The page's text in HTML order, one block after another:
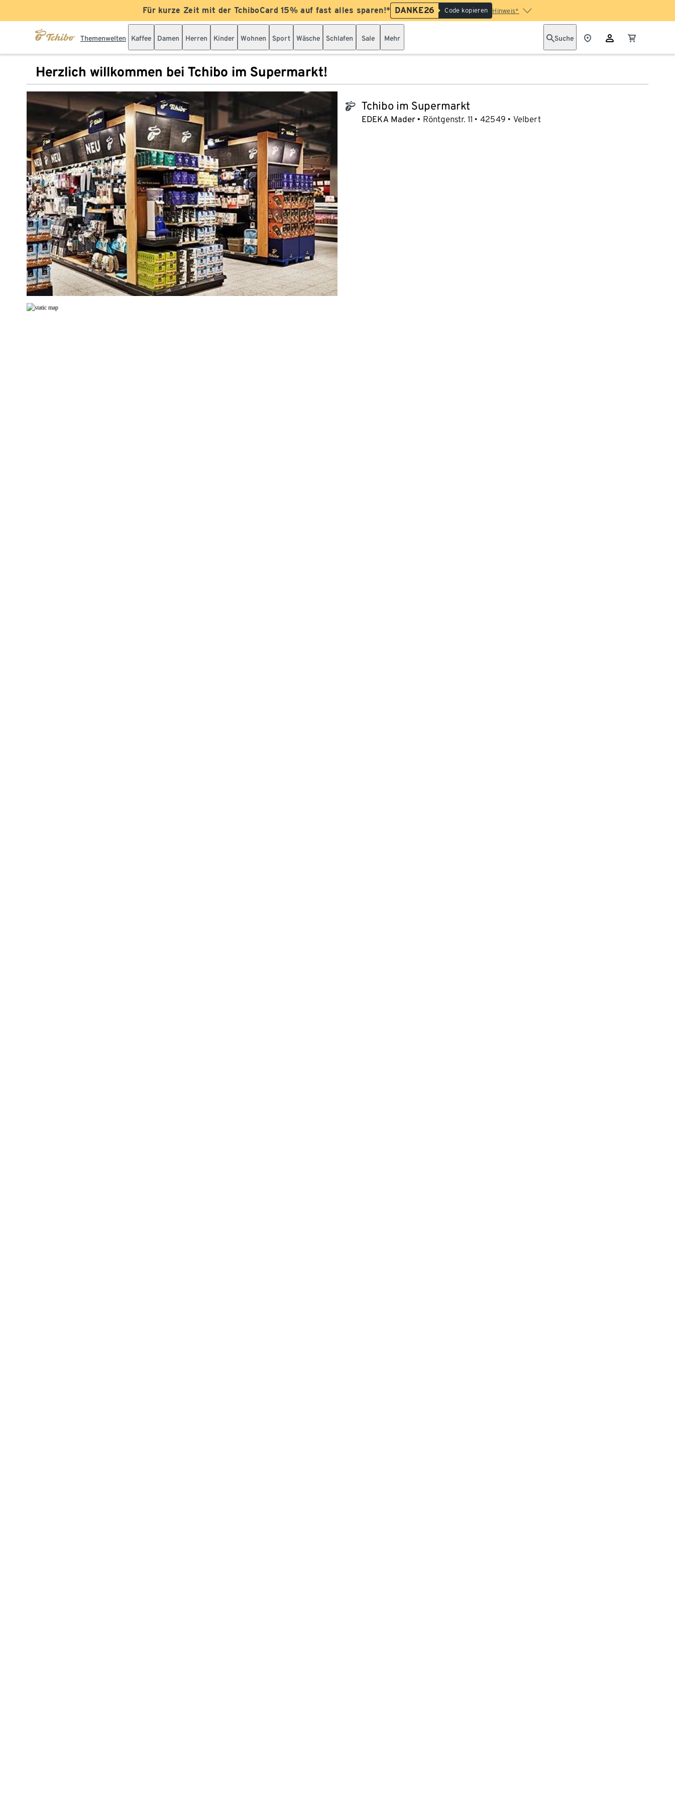
Für kurze Zeit mit der TchiboCard 15% auf fast alles sparen!* DANKE26 Code kopieren Hinweis*
Themenwelten Kaffee Damen Herren Kinder Wohnen Sport Wäsche Schlafen Sale Mehr Suche
Herzlich willkommen bei Tchibo im Supermarkt!
tchibo_logo Tchibo im Supermarkt
EDEKA Mader Röntgenstr. 11 42549 Velbert